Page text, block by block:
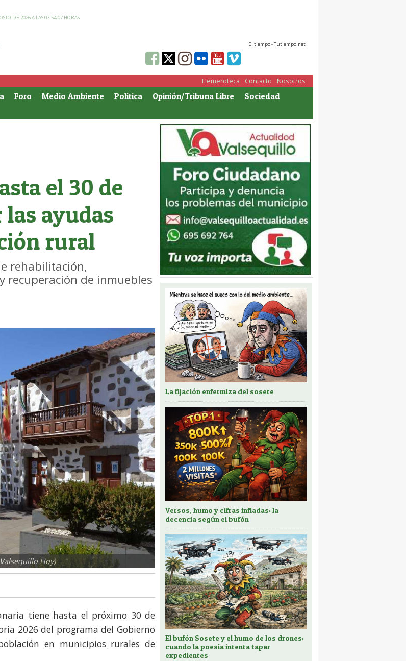
DE 2026 A LAS 07:54:07 HORAS
El tiempo - Tutiempo.net
Nosotros
Contacto
Hemeroteca
Foro Medio Ambiente Política Opinión/Tribuna Libre
Sociedad
el 30 de
ayudas
rural
rehabilitación,
recuperación de inmuebles
Hoy)
tiene hasta el próximo 30 de
2026 del programa del Gobierno
en municipios rurales de
La fijación enfermiza del sosete
Versos, humo y cifras infladas: la
decencia según el bufón
El bufón Sosete y el humo de los drones:
cuando la poesía intenta tapar
expedientes